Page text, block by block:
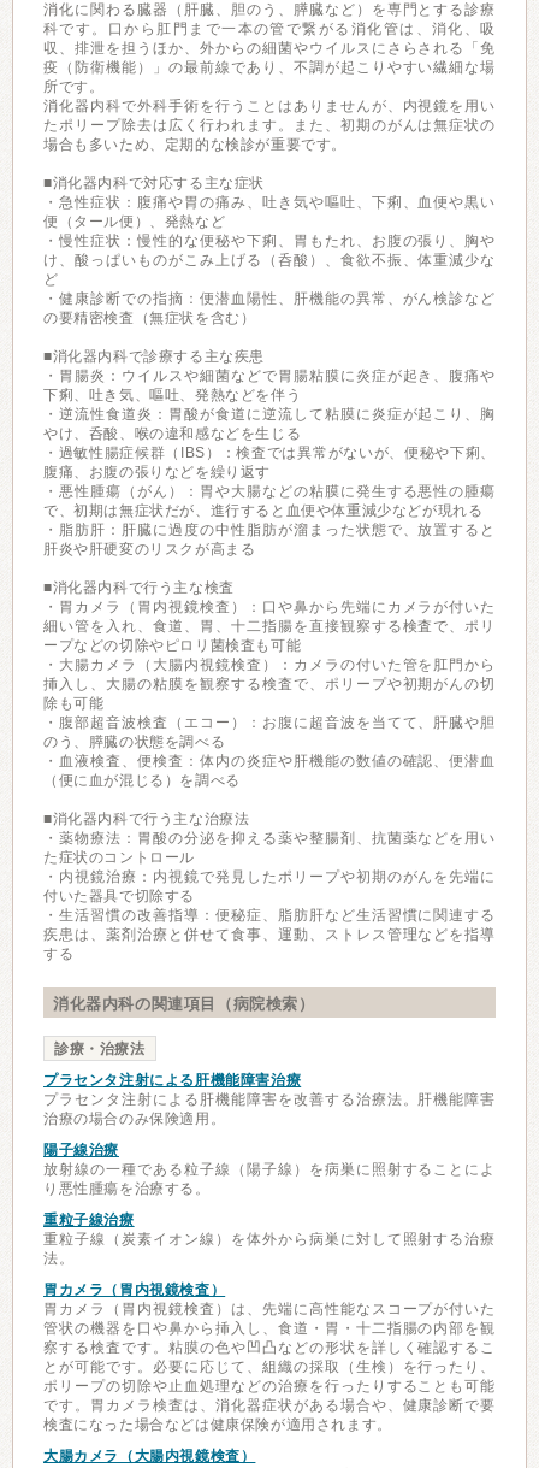
消化に関わる臓器（肝臓、胆のう、膵臓など）を専門とする診療
科です。口から肛門まで一本の管で繋がる消化管は、消化、吸
収、排泄を担うほか、外からの細菌やウイルスにさらされる「免
疫（防衛機能）」の最前線であり、不調が起こりやすい繊細な場
所です。
消化器内科で外科手術を行うことはありませんが、内視鏡を用い
たポリープ除去は広く行われます。また、初期のがんは無症状の
場合も多いため、定期的な検診が重要です。
■消化器内科で対応する主な症状
・急性症状：腹痛や胃の痛み、吐き気や嘔吐、下痢、血便や黒い
便（タール便）、発熱など
・慢性症状：慢性的な便秘や下痢、胃もたれ、お腹の張り、胸や
け、酸っぱいものがこみ上げる（呑酸）、食欲不振、体重減少な
ど
・健康診断での指摘：便潜血陽性、肝機能の異常、がん検診など
の要精密検査（無症状を含む）
■消化器内科で診療する主な疾患
・胃腸炎：ウイルスや細菌などで胃腸粘膜に炎症が起き、腹痛や
下痢、吐き気、嘔吐、発熱などを伴う
・逆流性食道炎：胃酸が食道に逆流して粘膜に炎症が起こり、胸
やけ、呑酸、喉の違和感などを生じる
・過敏性腸症候群（IBS）：検査では異常がないが、便秘や下痢、
腹痛、お腹の張りなどを繰り返す
・悪性腫瘍（がん）：胃や大腸などの粘膜に発生する悪性の腫瘍
で、初期は無症状だが、進行すると血便や体重減少などが現れる
・脂肪肝：肝臓に過度の中性脂肪が溜まった状態で、放置すると
肝炎や肝硬変のリスクが高まる
■消化器内科で行う主な検査
・胃カメラ（胃内視鏡検査）：口や鼻から先端にカメラが付いた
細い管を入れ、食道、胃、十二指腸を直接観察する検査で、ポリ
ープなどの切除やピロリ菌検査も可能
・大腸カメラ（大腸内視鏡検査）：カメラの付いた管を肛門から
挿入し、大腸の粘膜を観察する検査で、ポリープや初期がんの切
除も可能
・腹部超音波検査（エコー）：お腹に超音波を当てて、肝臓や胆
のう、膵臓の状態を調べる
・血液検査、便検査：体内の炎症や肝機能の数値の確認、便潜血
（便に血が混じる）を調べる
■消化器内科で行う主な治療法
・薬物療法：胃酸の分泌を抑える薬や整腸剤、抗菌薬などを用い
た症状のコントロール
・内視鏡治療：内視鏡で発見したポリープや初期のがんを先端に
付いた器具で切除する
・生活習慣の改善指導：便秘症、脂肪肝など生活習慣に関連する
疾患は、薬剤治療と併せて食事、運動、ストレス管理などを指導
する
消化器内科の関連項目（病院検索）
診療・治療法
プラセンタ注射による肝機能障害治療
プラセンタ注射による肝機能障害を改善する治療法。肝機能障害
治療の場合のみ保険適用。
陽子線治療
放射線の一種である粒子線（陽子線）を病巣に照射することによ
り悪性腫瘍を治療する。
重粒子線治療
重粒子線（炭素イオン線）を体外から病巣に対して照射する治療
法。
胃カメラ（胃内視鏡検査）
胃カメラ（胃内視鏡検査）は、先端に高性能なスコープが付いた
管状の機器を口や鼻から挿入し、食道・胃・十二指腸の内部を観
察する検査です。粘膜の色や凹凸などの形状を詳しく確認するこ
とが可能です。必要に応じて、組織の採取（生検）を行ったり、
ポリープの切除や止血処理などの治療を行ったりすることも可能
です。胃カメラ検査は、消化器症状がある場合や、健康診断で要
検査になった場合などは健康保険が適用されます。
大腸カメラ（大腸内視鏡検査）